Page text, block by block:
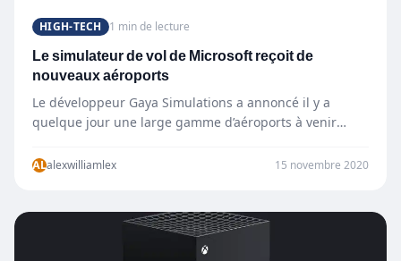
HIGH-TECH 1 min de lecture
Le simulateur de vol de Microsoft reçoit de
nouveaux aéroports
Le développeur Gaya Simulations a annoncé il y a
quelque jour une large gamme d’aéroports à venir
ALalexwilliamlex 15 novembre 2020